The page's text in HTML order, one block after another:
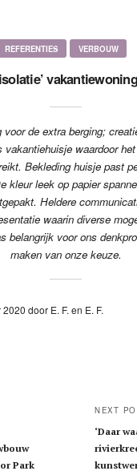
REFERENTIES VERBOUW
vakantiewoning
de extra berging;
vakantiehuisje waardoor
Bekleding huisje past
kleur leek op papier
Heldere
waarin diverse
belangrijk voor ons
maken van onze keuze.
door E. F. en E. F.
Park
NEXT
‘Daar